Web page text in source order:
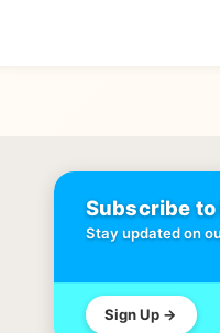
Subscribe
Stay updated on
Sign Up →